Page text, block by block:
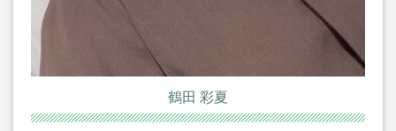
鶴田 彩夏